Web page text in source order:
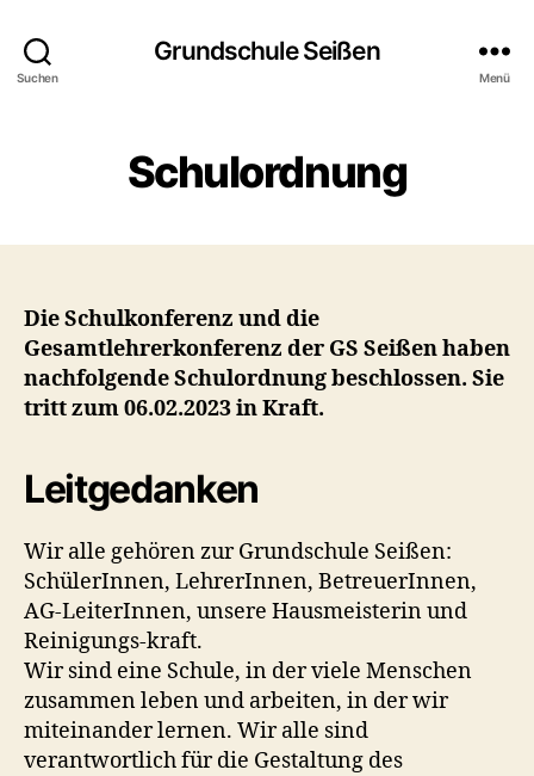
Suchen
Grundschule Seißen
Menü
Schulordnung
Die Schulkonferenz und die
Gesamtlehrerkonferenz der GS Seißen haben
nachfolgende Schulordnung beschlossen. Sie
tritt zum 06.02.2023 in Kraft.
Leitgedanken
Wir alle gehören zur Grundschule Seißen:
SchülerInnen, LehrerInnen, BetreuerInnen,
AG-LeiterInnen, unsere Hausmeisterin und
Reinigungs-kraft.
Wir sind eine Schule, in der viele Menschen
zusammen leben und arbeiten, in der wir
miteinander lernen. Wir alle sind
verantwortlich für die Gestaltung des